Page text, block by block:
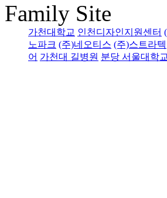
Family Site
가천대학교 인천디자인지원센터
노파크 (주)네오티스 (주)스트라텍
어 가천대 길병원 분당 서울대학